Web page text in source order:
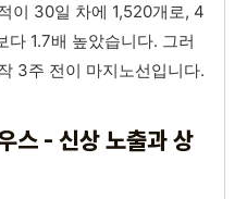
이 30일 차에 1,520개로, 4
1.7배 높았습니다. 그러
3주 전이 마지노선입니다.
스 - 신상 노출과 상